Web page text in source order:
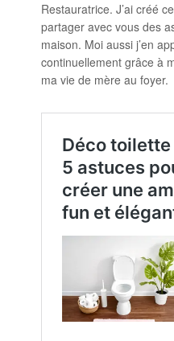
Restauratrice. J’ai créé
partager avec vous des
maison. Moi aussi j’en
continuellement grâce à
ma vie de mère au foyer.